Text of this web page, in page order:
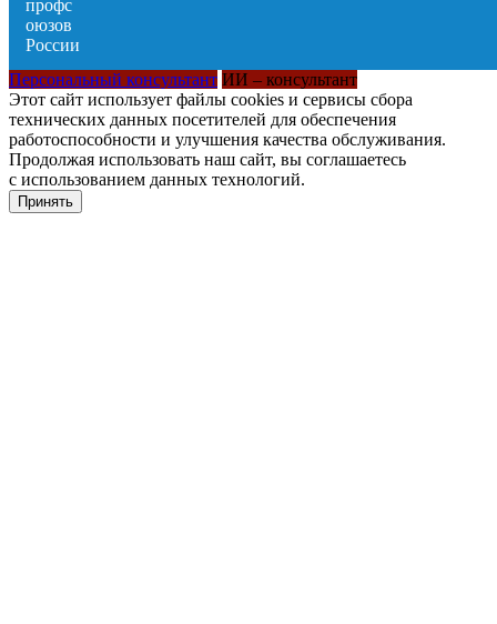
Персональный консультант ИИ – консультант
Этот сайт использует файлы cookies и сервисы сбора
технических данных посетителей для обеспечения
работоспособности и улучшения качества обслуживания.
Продолжая использовать наш сайт, вы соглашаетесь
с использованием данных технологий.
Принять